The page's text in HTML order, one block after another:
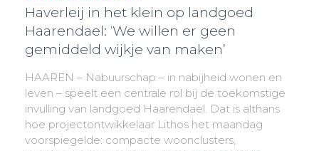
Haverleij in het klein op landgoed
Haarendael: ‘We willen er geen
gemiddeld wijkje van maken’
HAAREN – Nabuurschap – in nabijheid wonen en
leven – speelt een centrale rol bij de toekomstige
invulling van landgoed Haarendael. Dat is althans
hoe projectontwikkelaar Lithos het maandag
voorspiegelde: compacte woonclusters,